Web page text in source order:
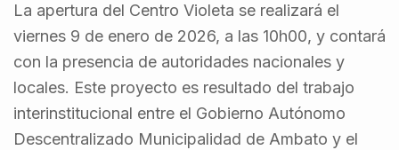
La apertura del Centro Violeta se realizará el
viernes 9 de enero de 2026, a las 10h00, y contará
con la presencia de autoridades nacionales y
locales. Este proyecto es resultado del trabajo
interinstitucional entre el Gobierno Autónomo
Descentralizado Municipalidad de Ambato y el